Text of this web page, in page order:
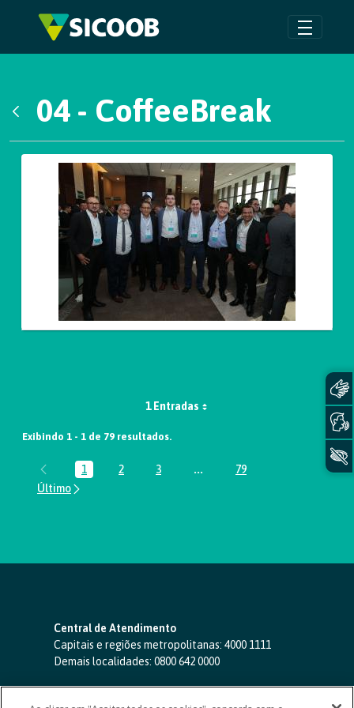
Pular para o Conteúdo principal
04 - CoffeeBreak
Galeria de Mídias
1 Entradas
Exibindo 1 - 1 de 79 resultados.
Página
1 Página
2 Página
3 ...Páginas intermediárias Usar
Página
79
Central de Atendimento
Capitais e regiões metropolitanas: 4000 1111
Demais localidades: 0800 642 0000
SAC 24 horas-0800 724 4420